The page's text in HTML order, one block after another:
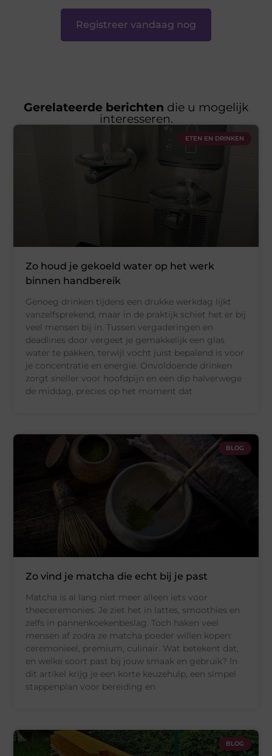
Registreer vandaag nog
Gerelateerde berichten die u mogelijk
interesseren.
ETEN EN DRINKEN
Zo houd je gekoeld water op het werk
binnen handbereik
Genoeg drinken tijdens een drukke werkdag lijkt
vanzelfsprekend, maar in de praktijk schiet het er bij
veel mensen bij in. Tussen vergaderingen en
deadlines door vergeet je gemakkelijk een glas
water te pakken, terwijl vocht juist bepalend is voor
je concentratie en energie. Onvoldoende drinken
zorgt sneller voor hoofdpijn en een dip halverwege
de middag, precies op het moment dat
BLOG
Zo vind je matcha die echt bij je past
Matcha is al lang niet meer alleen iets voor
theeceremonies. Je ziet het in lattes, smoothies en
zelfs in pannenkoekenbeslag. Toch haken veel
mensen af zodra ze matcha poeder willen kopen:
ceremonieel, premium, culinair. Wat betekent dat,
en welke soort past bij jouw smaak en gebruik? In
dit artikel krijg je een korte keuzehulp, een simpel
stappenplan voor bereiding en
BLOG